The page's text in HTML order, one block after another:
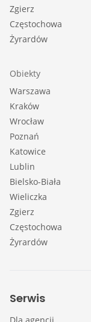
Zgierz
Częstochowa
Żyrardów
Obiekty
Warszawa
Kraków
Wrocław
Poznań
Katowice
Lublin
Bielsko-Biała
Wieliczka
Zgierz
Częstochowa
Żyrardów
Serwis